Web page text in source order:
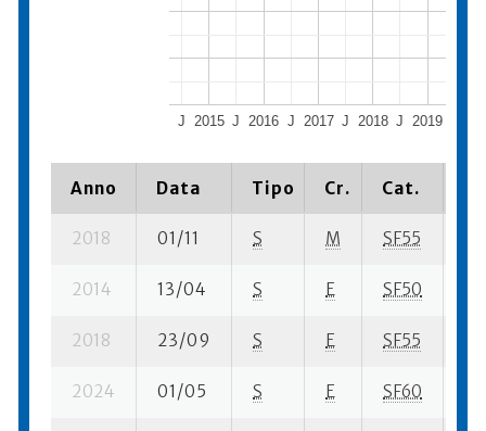
2015 2016 2017 2018 2019
J J J J J
Anno Data Tipo Cr. Cat.
2018 01/11 S M SF55
2014 13/04 S E SF50
2018 23/09 S E SF55
2024 01/05 S E SF60